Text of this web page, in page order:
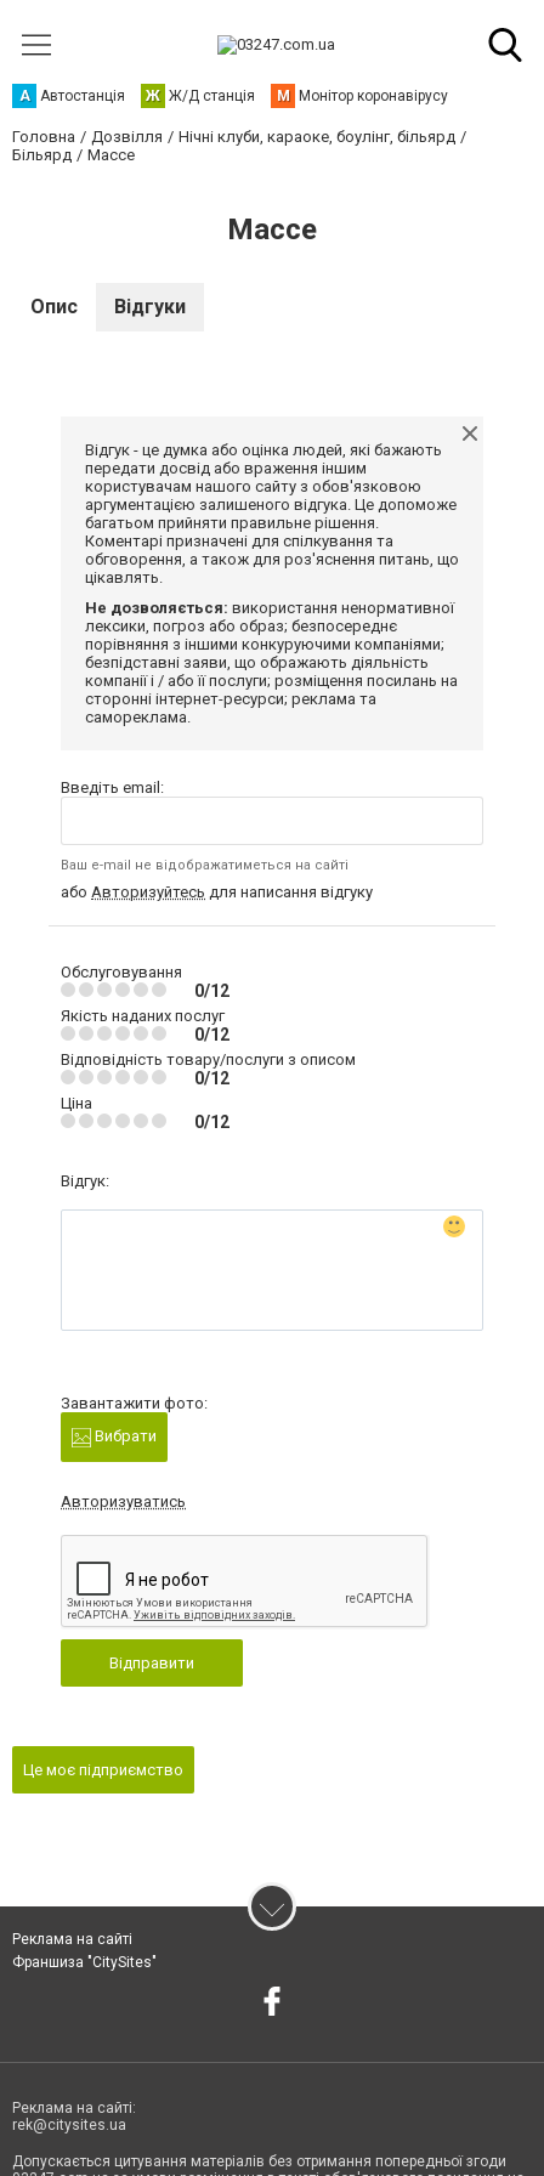
А Автостанція Ж Ж/Д станція М Монітор коронавірусу
Головна Дозвілля
Нічні клуби, караоке, боулінг, більярд
Більярд
Массе
Массе
Опис Відгуки
Відгук - це думка або оцінка людей, які бажають
передати досвід або враження іншим
користувачам нашого сайту з обов'язковою
аргументацією залишеного відгука. Це допоможе
багатьом прийняти правильне рішення.
Коментарі призначені для спілкування та
обговорення, а також для роз'яснення питань, що
цікавлять.
Не дозволяється: використання ненормативної
лексики, погроз або образ; безпосереднє
порівняння з іншими конкуруючими компаніями;
безпідставні заяви, що ображають діяльність
компанії і / або її послуги; розміщення посилань на
сторонні інтернет-ресурси; реклама та
самореклама.
Введіть email:
Ваш e-mail не відображатиметься на сайті
або Авторизуйтесь для написання відгуку
Обслуговування
0/12
Якість наданих послуг
0/12
Відповідність товару/послуги з описом
0/12
Ціна
0/12
Відгук:
Завантажити фото:
Вибрати
Авторизуватись
Відправити
Це моє підприємство
Реклама на сайті
Франшиза "CitySites"
Реклама на сайті:
rek@citysites.ua
Допускається цитування матеріалів без отримання попередньої згоди